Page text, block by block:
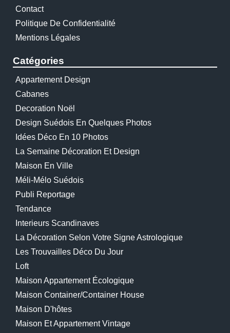
Contact
Politique De Confidentialité
Mentions Légales
Catégories
Appartement Design
Cabanes
Decoration Noël
Design Suédois En Quelques Photos
Idées Déco En 10 Photos
La Semaine Décoration Et Design
Maison En Ville
Méli-Mélo Suédois
Publi Reportage
Tendance
Interieurs Scandinaves
La Décoration Selon Votre Signe Astrologique
Les Trouvailles Déco Du Jour
Loft
Maison Appartement Écologique
Maison Container/container House
Maison D'hôtes
Maison Et Appartement Vintage